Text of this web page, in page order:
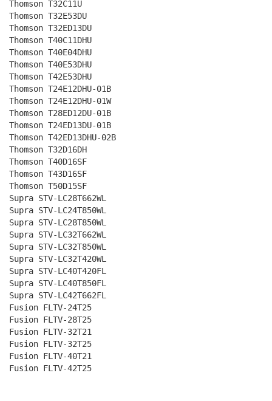
Thomson T32C11U
Thomson T32E53DU
Thomson T32ED13DU
Thomson T40C11DHU
Thomson T40E04DHU
Thomson T40E53DHU
Thomson T42E53DHU
Thomson T24E12DHU-01B
Thomson T24E12DHU-01W
Thomson T28ED12DU-01B
Thomson T24ED13DU-01B
Thomson T42ED13DHU-02B
Thomson T32D16DH
Thomson T40D16SF
Thomson T43D16SF
Thomson T50D15SF
Supra STV-LC28T662WL
Supra STV-LC24T850WL
Supra STV-LC28T850WL
Supra STV-LC32T662WL
Supra STV-LC32T850WL
Supra STV-LC32T420WL
Supra STV-LC40T420FL
Supra STV-LC40T850FL
Supra STV-LC42T662FL
Fusion FLTV-24T25
Fusion FLTV-28T25
Fusion FLTV-32T21
Fusion FLTV-32T25
Fusion FLTV-40T21
Fusion FLTV-42T25